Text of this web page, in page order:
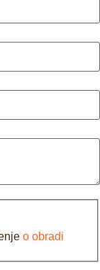
o obradi